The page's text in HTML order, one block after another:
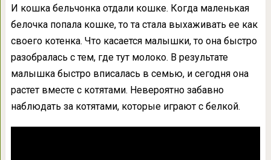
И кошка бельчонка отдали кошке. Когда маленькая
белочка попала кошке, то та стала выхаживать ее как
своего котенка. Что касается малышки, то она быстро
разобралась с тем, где тут молоко. В результате
малышка быстро вписалась в семью, и сегодня она
растет вместе с котятами. Невероятно забавно
наблюдать за котятами, которые играют с белкой.